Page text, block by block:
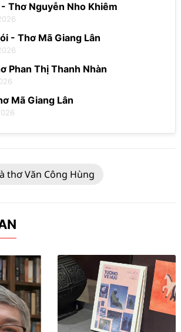
Thơ Nguyễn Nho Khiêm
- Thơ Mã Giang Lân
Phan Thị Thanh Nhàn
Mã Giang Lân
thơ Văn Công Hùng